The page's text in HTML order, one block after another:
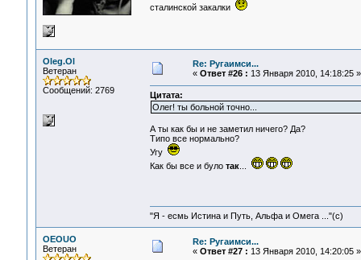
сталинской закалки
Oleg.Ol
Ветеран
Сообщений: 2769
Re: Ругаимси...
« Ответ #26 : 13 Января 2010, 14:18:25 »
Цитата:
Олег! ты больной точно...
А ты как бы и не заметил ничего? Да?
Типо все нормально?
Угу
Как бы все и було так...
"Я - есмь Истина и Путь, Альфа и Омега ..."(с)
OEOUO
Ветеран
Re: Ругаимси...
« Ответ #27 : 13 Января 2010, 14:20:05 »